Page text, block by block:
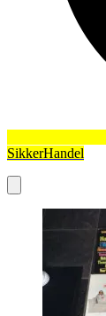
SikkerHandel